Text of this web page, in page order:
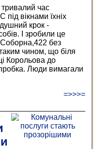
тривалий час
вікнами їхніх
крок -
І зробили це
без
чином, що біля
Корольова до
Люди вимагали
=>>>=